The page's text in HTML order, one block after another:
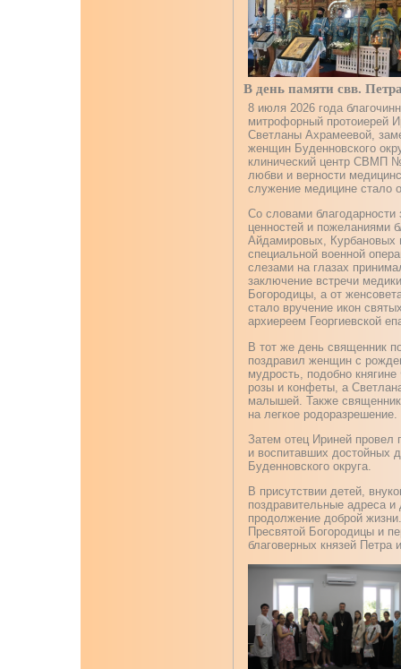
В день памяти свв.
8 июля 2026 года
митрофорный протоиерей
Светланы Ахрамеевой,
женщин Буденновского
клинический центр СВМП
любви и верности
служение медицине
Со словами благодарности
ценностей и пожеланиями
Айдамировых, Курбановых
специальной военной
слезами на глазах
заключение встречи
Богородицы, а от
стало вручение икон
архиереем Георгиевской
В тот же день священник
поздравил женщин с
мудрость, подобно
розы и конфеты, а
малышей. Также
на легкое родоразрешение.
Затем отец Ириней провел
и воспитавших достойных
Буденновского округа.
В присутствии детей,
поздравительные адреса
продолжение доброй
Пресвятой Богородицы и
благоверных князей Петра